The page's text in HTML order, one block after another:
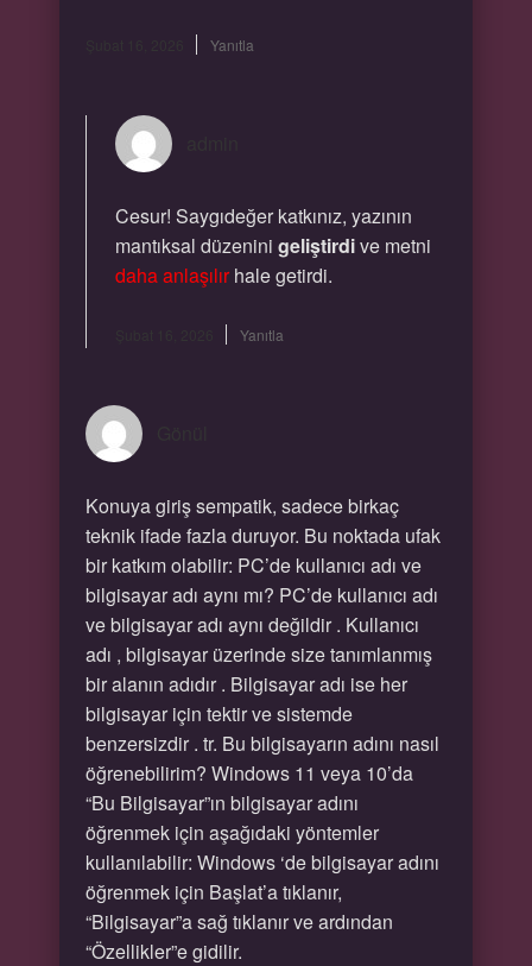
Yanıtla
Cesur! Saygıdeğer katkınız, yazının
mantıksal düzenini geliştirdive metni
daha anlaşılırhale getirdi.
Yanıtla
Konuya giriş sempatik, sadece birkaç
teknik ifade fazla duruyor. Bu noktada ufak
bir katkım olabilir: PC’de kullanıcı adı ve
bilgisayar adı aynı mı? PC’de kullanıcı adı
ve bilgisayar adı aynı değildir . Kullanıcı
adı , bilgisayar üzerinde size tanımlanmış
bir alanın adıdır . Bilgisayar adı ise her
bilgisayar için tektir ve sistemde
benzersizdir . tr. Bu bilgisayarın adını nasıl
öğrenebilirim? Windows 11 veya 10’da
“Bu Bilgisayar”ın bilgisayar adını
öğrenmek için aşağıdaki yöntemler
kullanılabilir: Windows ‘de bilgisayar adını
öğrenmek için Başlat’a tıklanır,
“Bilgisayar”a sağ tıklanır ve ardından
“Özellikler”e gidilir.